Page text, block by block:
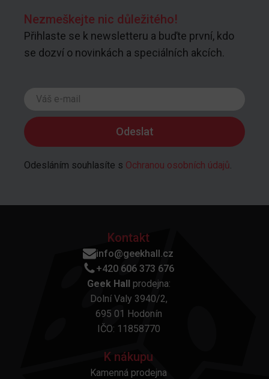
Nezmeškejte nic důležitého!
Přihlaste se k newsletteru a buďte první, kdo
se dozví o novinkách a speciálních akcích.
Odesláním souhlasíte s Ochranou osobních údajů.
Kontakt
info@geekhall.cz
+420 606 373 676
Geek Hall prodejna:
Dolní Valy 3940/2,
695 01 Hodonín
IČO: 11858770
K nákupu
Kamenná prodejna